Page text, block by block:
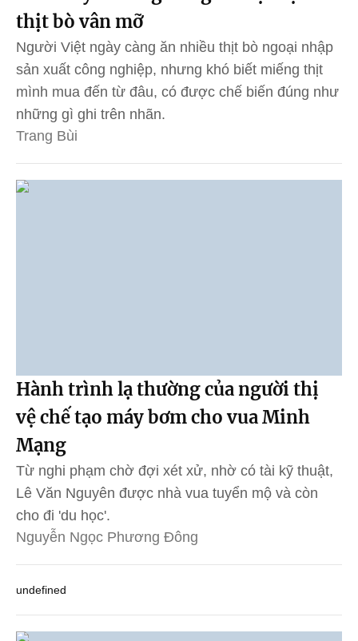
thịt bò vân mỡ
Người Việt ngày càng ăn nhiều thịt bò ngoại nhập
sản xuất công nghiệp, nhưng khó biết miếng thịt
mình mua đến từ đâu, có được chế biến đúng như
những gì ghi trên nhãn.
Trang Bùi
Hành trình lạ thường của người thị
vệ chế tạo máy bơm cho vua Minh
Mạng
Từ nghi phạm chờ đợi xét xử, nhờ có tài kỹ thuật,
Lê Văn Nguyên được nhà vua tuyển mộ và còn
cho đi 'du học'.
Nguyễn Ngọc Phương Đông
undefined